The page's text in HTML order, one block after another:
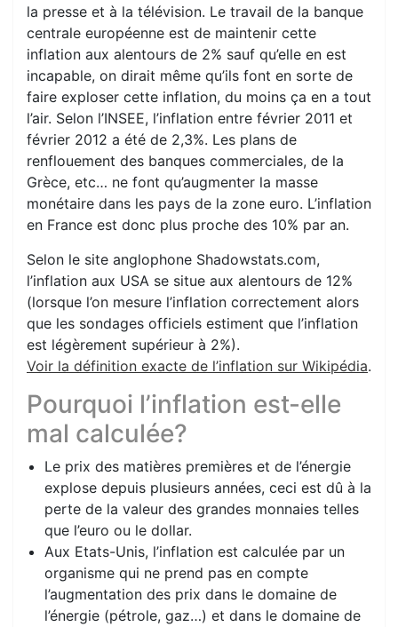
la presse et à la télévision. Le travail de la banque
centrale européenne est de maintenir cette
inflation aux alentours de 2% sauf qu’elle en est
incapable, on dirait même qu’ils font en sorte de
faire exploser cette inflation, du moins ça en a tout
l’air. Selon l’INSEE, l’inflation entre février 2011 et
février 2012 a été de 2,3%. Les plans de
renflouement des banques commerciales, de la
Grèce, etc… ne font qu’augmenter la masse
monétaire dans les pays de la zone euro. L’inflation
en France est donc plus proche des 10% par an.
Selon le site anglophone Shadowstats.com,
l’inflation aux USA se situe aux alentours de 12%
(lorsque l’on mesure l’inflation correctement alors
que les sondages officiels estiment que l’inflation
est légèrement supérieur à 2%).
Voir la définition exacte de l’inflation sur Wikipédia.
Pourquoi l’inflation est-elle
mal calculée?
Le prix des matières premières et de l’énergie
explose depuis plusieurs années, ceci est dû à la
perte de la valeur des grandes monnaies telles
que l’euro ou le dollar.
Aux Etats-Unis, l’inflation est calculée par un
organisme qui ne prend pas en compte
l’augmentation des prix dans le domaine de
l’énergie (pétrole, gaz…) et dans le domaine de